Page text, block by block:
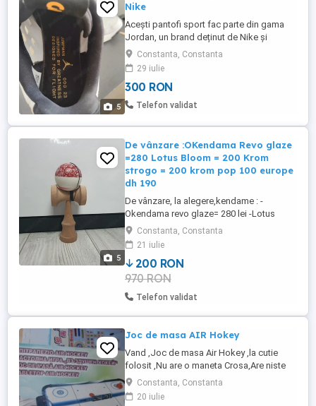
5
Nike
Acești pantofi sport fac parte din gama
Jordan, un brand deținut de Nike și
inspirat de cariera legendarului
baschetbalist Michael Jordan. Sunt
mărimea 44 și au fost purtați de câteva ori
Constanta, Constanta
29 iulie
300 RON
Telefon validat
5
De vânzare :OKendama Revo glaze
=280 Lotus Bloom = 200 Krom
strogo = 200 krom pop 100 europe
dh 190
De vânzare, la alegere,kendame : -
Okendama revo glaze= 280 lei -Lotus
bloom = 200 lei -Krom strogo neapolitan =
200 lei -Krom pop = 100 lei -Europe dark
heat = 190 lei.
Constanta, Constanta
21 iulie
200 RON
970 RON
Telefon validat
Joc de masa AIR Hokey
Vand ,Joc de masa Air Hokey ,la cutie
folosit ,Nu are o maneta Crosa,Are niste
gaurele care scot aer si misca pucul,fun
ctioneaza cu 8 baterii AA.pret 80 lei.
Constanta, Constanta
20 iulie